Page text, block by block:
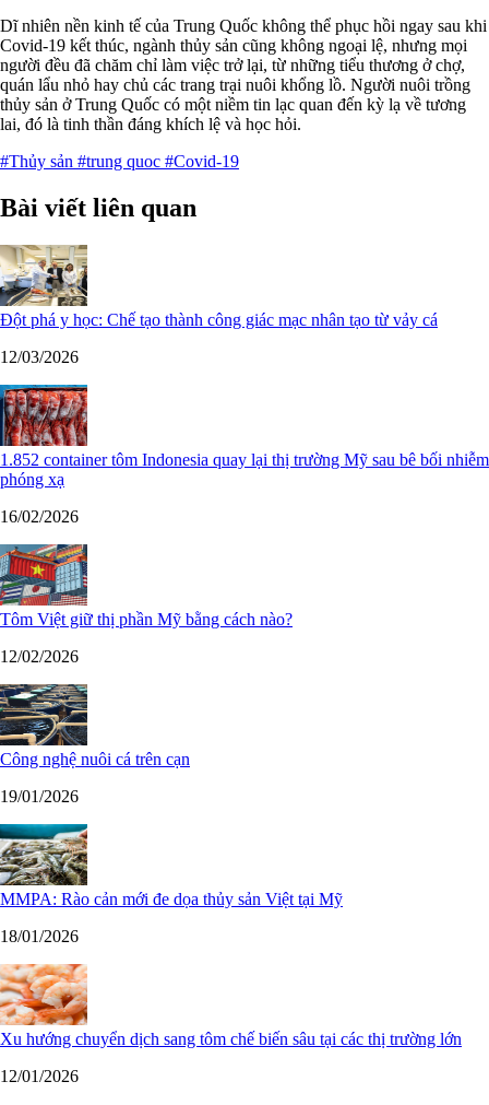
Dĩ nhiên nền kinh tế của Trung Quốc không thể phục hồi ngay sau khi
Covid-19 kết thúc, ngành thủy sản cũng không ngoại lệ, nhưng mọi
người đều đã chăm chỉ làm việc trở lại, từ những tiểu thương ở chợ,
quán lẩu nhỏ hay chủ các trang trại nuôi khổng lồ. Người nuôi trồng
thủy sản ở Trung Quốc có một niềm tin lạc quan đến kỳ lạ về tương
lai, đó là tinh thần đáng khích lệ và học hỏi.
#Thủy sản #trung quoc #Covid-19
Bài viết liên quan
Đột phá y học: Chế tạo thành công giác mạc nhân tạo từ vảy cá
12/03/2026
1.852 container tôm Indonesia quay lại thị trường Mỹ sau bê bối nhiễm
phóng xạ
16/02/2026
Tôm Việt giữ thị phần Mỹ bằng cách nào?
12/02/2026
Công nghệ nuôi cá trên cạn
19/01/2026
MMPA: Rào cản mới đe dọa thủy sản Việt tại Mỹ
18/01/2026
Xu hướng chuyển dịch sang tôm chế biến sâu tại các thị trường lớn
12/01/2026